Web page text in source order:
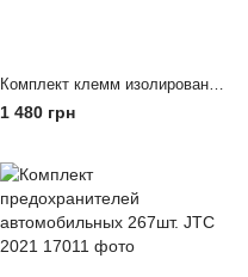
Комплект клемм изолированных 530шт. JTC 2027
1 480 грн